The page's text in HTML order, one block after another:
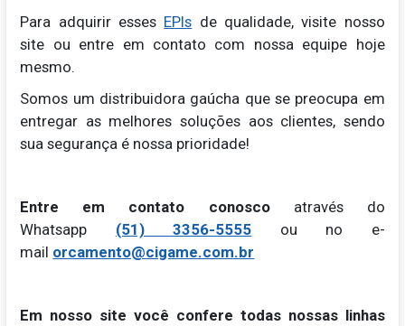
Para adquirir esses EPIs de qualidade, visite nosso
site ou entre em contato com nossa equipe hoje
mesmo.
Somos um distribuidora gaúcha que se preocupa em
entregar as melhores soluções aos clientes, sendo
sua segurança é nossa prioridade!
Entre em contato conosco através do
Whatsapp (51) 3356-5555 ou no e-
mail orcamento@cigame.com.br
Em nosso site você confere todas nossas linhas